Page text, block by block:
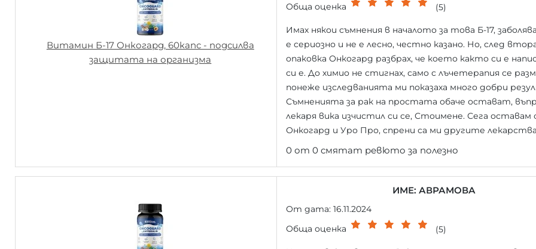
Витамин Б-17 Онкогард, 60капс - подсилва
защитата на организма
Обща оценка
(5)
Имах някои съмнения в началото за това Б-17,
е сериозно и не е лесно, честно казано. Но, след
опаковка Онкогард разбрах, че което както си е
си е. До химио не стигнах, само с лъчетерапия се
понеже изследванията ми показаха много добри
Съмненията за рак на простата обаче остават,
лекаря вика изчистил си се, Стоимене. Сега оставам
Онкогард и Уро Про, спрени са ми другите
0 от 0 смятат ревюто за полезно
ИМЕ: АВРАМОВА
От дата: 16.11.2024
Обща оценка
(5)